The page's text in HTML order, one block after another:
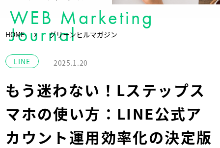
WEB Marketing
Journal
HOME グリーンヒルマガジン
LINE 2025.1.20
もう迷わない！Lステップス
マホの使い方：LINE公式ア
カウント運用効率化の決定版